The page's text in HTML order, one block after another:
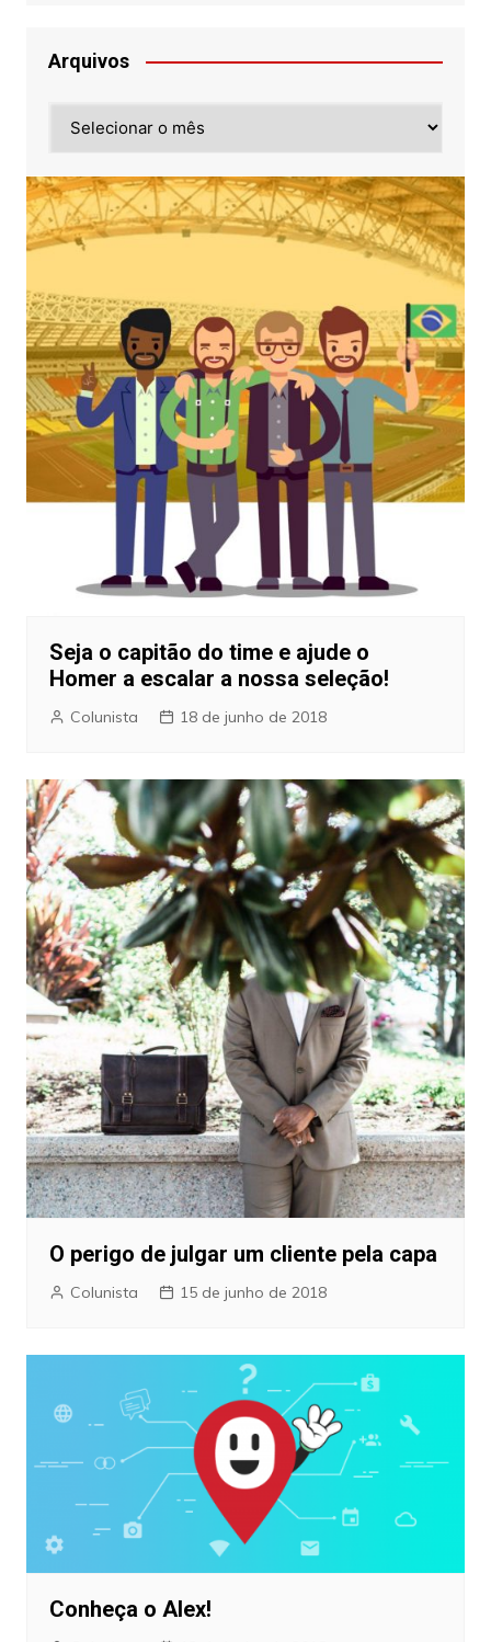
Arquivos
Seja o capitão do time e ajude o
Homer a escalar a nossa seleção!
Colunista 18 de junho de 2018
O perigo de julgar um cliente pela capa
Colunista 15 de junho de 2018
Conheça o Alex!